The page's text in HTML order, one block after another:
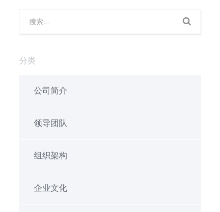
分类
公司简介
领导团队
组织架构
企业文化